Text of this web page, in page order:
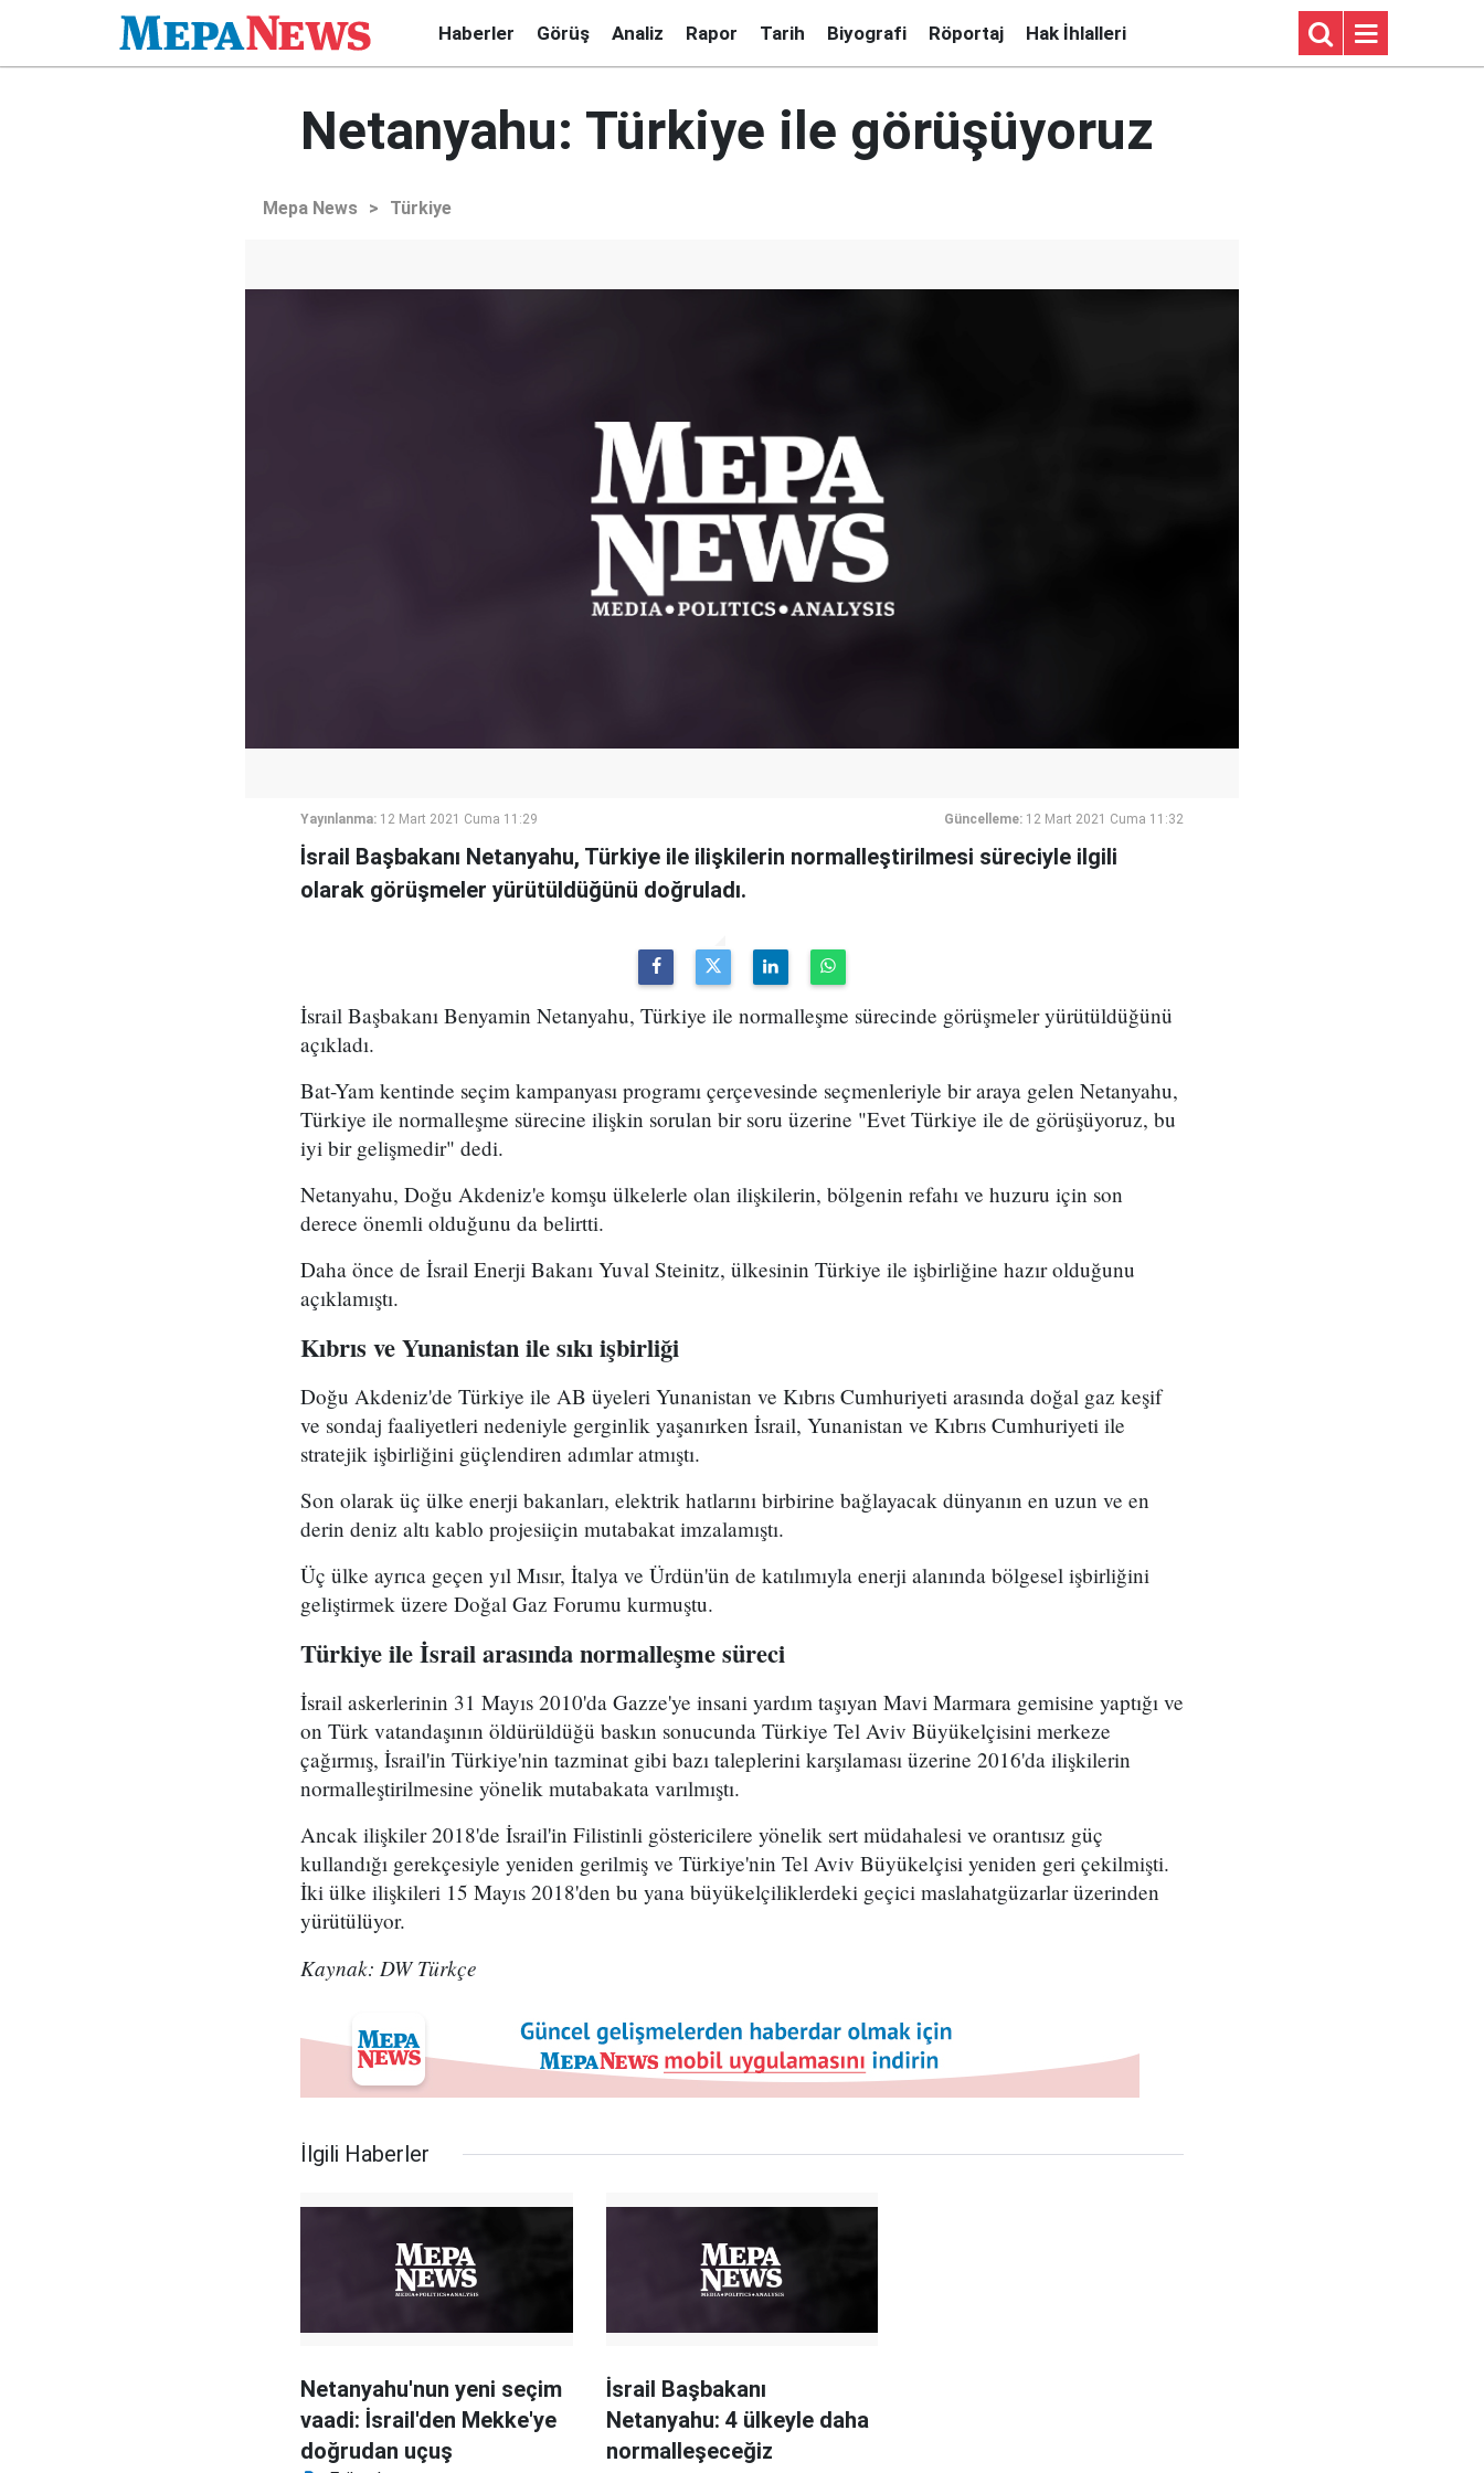
Haberler Görüş Analiz Rapor Tarih Biyografi Röportaj Hak İhlalleri
Netanyahu: Türkiye ile görüşüyoruz
Mepa News > Türkiye
Yayınlanma: 12 Mart 2021 Cuma 11:29 Güncelleme: 12 Mart 2021 Cuma 11:32
İsrail Başbakanı Netanyahu, Türkiye ile ilişkilerin normalleştirilmesi süreciyle ilgili
olarak görüşmeler yürütüldüğünü doğruladı.
İsrail Başbakanı Benyamin Netanyahu, Türkiye ile normalleşme sürecinde görüşmeler yürütüldüğünü
açıkladı.
Bat-Yam kentinde seçim kampanyası programı çerçevesinde seçmenleriyle bir araya gelen Netanyahu,
Türkiye ile normalleşme sürecine ilişkin sorulan bir soru üzerine "Evet Türkiye ile de görüşüyoruz, bu
iyi bir gelişmedir" dedi.
Netanyahu, Doğu Akdeniz'e komşu ülkelerle olan ilişkilerin, bölgenin refahı ve huzuru için son
derece önemli olduğunu da belirtti.
Daha önce de İsrail Enerji Bakanı Yuval Steinitz, ülkesinin Türkiye ile işbirliğine hazır olduğunu
açıklamıştı.
Kıbrıs ve Yunanistan ile sıkı işbirliği
Doğu Akdeniz'de Türkiye ile AB üyeleri Yunanistan ve Kıbrıs Cumhuriyeti arasında doğal gaz keşif
ve sondaj faaliyetleri nedeniyle gerginlik yaşanırken İsrail, Yunanistan ve Kıbrıs Cumhuriyeti ile
stratejik işbirliğini güçlendiren adımlar atmıştı.
Son olarak üç ülke enerji bakanları, elektrik hatlarını birbirine bağlayacak dünyanın en uzun ve en
derin deniz altı kablo projesiiçin mutabakat imzalamıştı.
Üç ülke ayrıca geçen yıl Mısır, İtalya ve Ürdün'ün de katılımıyla enerji alanında bölgesel işbirliğini
geliştirmek üzere Doğal Gaz Forumu kurmuştu.
Türkiye ile İsrail arasında normalleşme süreci
İsrail askerlerinin 31 Mayıs 2010'da Gazze'ye insani yardım taşıyan Mavi Marmara gemisine yaptığı ve
on Türk vatandaşının öldürüldüğü baskın sonucunda Türkiye Tel Aviv Büyükelçisini merkeze
çağırmış, İsrail'in Türkiye'nin tazminat gibi bazı taleplerini karşılaması üzerine 2016'da ilişkilerin
normalleştirilmesine yönelik mutabakata varılmıştı.
Ancak ilişkiler 2018'de İsrail'in Filistinli göstericilere yönelik sert müdahalesi ve orantısız güç
kullandığı gerekçesiyle yeniden gerilmiş ve Türkiye'nin Tel Aviv Büyükelçisi yeniden geri çekilmişti.
İki ülke ilişkileri 15 Mayıs 2018'den bu yana büyükelçiliklerdeki geçici maslahatgüzarlar üzerinden
yürütülüyor.
Kaynak: DW Türkçe
İlgili Haberler
Netanyahu'nun yeni seçim
vaadi: İsrail'den Mekke'ye
doğrudan uçuş
İsrail Başbakanı
Netanyahu: 4 ülkeyle daha
normalleşeceğiz